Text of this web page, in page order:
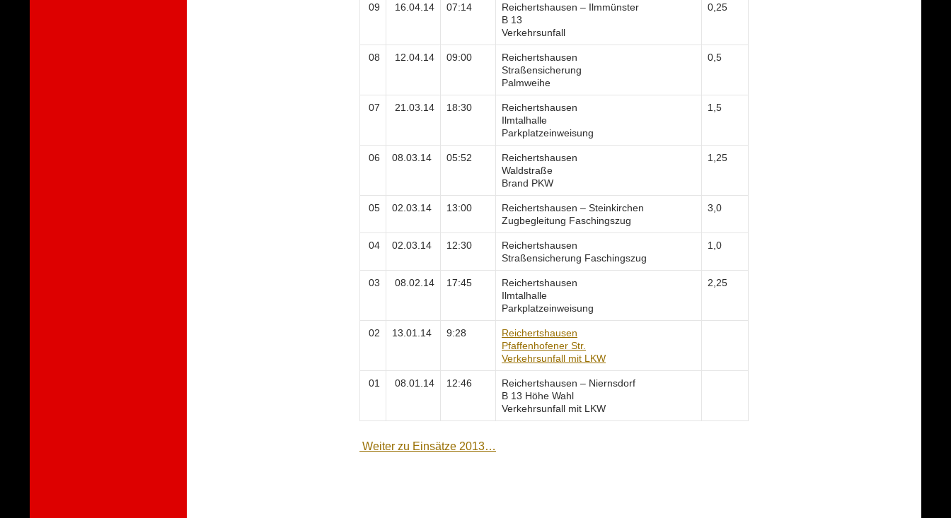
09 16.04.14 07:14
Reichertshausen – Ilmmünster
B 13
Verkehrsunfall
0,25
08 12.04.14 09:00
Reichertshausen
Straßensicherung
Palmweihe
0,5
07 21.03.14 18:30
Reichertshausen
Ilmtalhalle
Parkplatzeinweisung
1,5
06 08.03.14 05:52
Reichertshausen
Waldstraße
Brand PKW
1,25
05 02.03.14 13:00
Reichertshausen – Steinkirchen
Zugbegleitung Faschingszug
3,0
04 02.03.14 12:30
Reichertshausen
Straßensicherung Faschingszug
1,0
03 08.02.14 17:45
Reichertshausen
Ilmtalhalle
Parkplatzeinweisung
2,25
02 13.01.14 9:28
Reichertshausen
Pfaffenhofener Str.
Verkehrsunfall mit LKW
01 08.01.14 12:46
Reichertshausen – Niernsdorf
B 13 Höhe Wahl
Verkehrsunfall mit LKW
Weiter zu Einsätze 2013…